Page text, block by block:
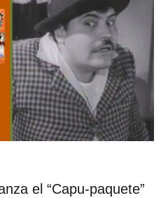
el “Capu-paquete”